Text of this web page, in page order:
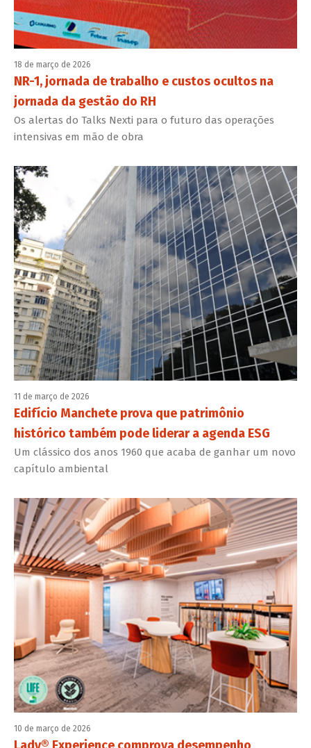
18 de março de 2026
NR-1, jornada de trabalho e custos ocultos na
jornada da gestão do RH
Os alertas do Talks Nexti para o futuro das operações
intensivas em mão de obra
11 de março de 2026
Edifício Manchete prova que patrimônio
histórico também pode liderar a agenda ESG
Um clássico dos anos 1960 que acaba de ganhar um novo
capítulo ambiental
10 de março de 2026